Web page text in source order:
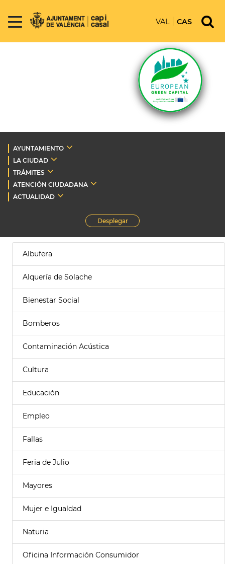
VAL CAS
AYUNTAMIENTO
LA CIUDAD
TRÁMITES
ATENCIÓN CIUDADANA
ACTUALIDAD
Desplegar
Albufera
Alquería de Solache
Bienestar Social
Bomberos
Contaminación Acústica
Cultura
Educación
Empleo
Fallas
Feria de Julio
Mayores
Mujer e Igualdad
Naturia
Oficina Información Consumidor